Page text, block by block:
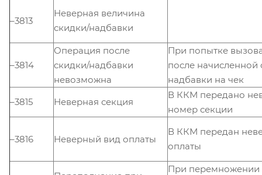
–3813
Неверная величина
скидки/надбавки
–3814
Операция после
скидки/надбавки
невозможна
При попытке
после начисленной
надбавки на чек
–3815
Неверная секция
В ККМ передано
номер секции
–3816 Неверный вид оплаты
В ККМ передан
оплаты
При перемножении